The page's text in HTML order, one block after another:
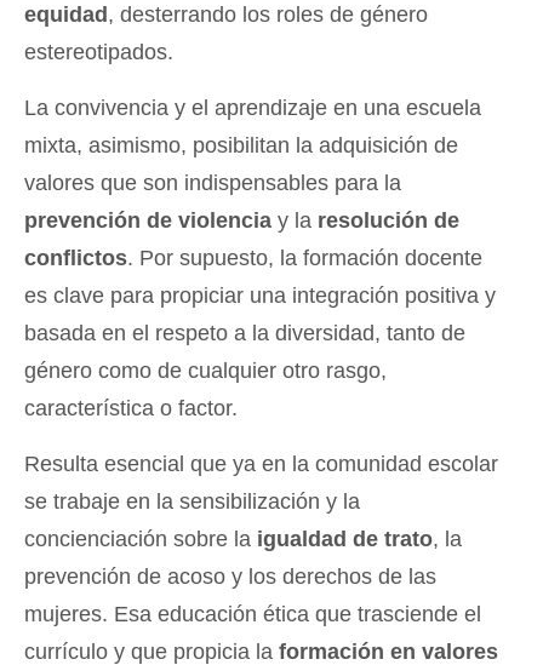
equidad, desterrando los roles de género
estereotipados.
La convivencia y el aprendizaje en una escuela
mixta, asimismo, posibilitan la adquisición de
valores que son indispensables para la
prevención de violencia y la resolución de
conflictos. Por supuesto, la formación docente
es clave para propiciar una integración positiva y
basada en el respeto a la diversidad, tanto de
género como de cualquier otro rasgo,
característica o factor.
Resulta esencial que ya en la comunidad escolar
se trabaje en la sensibilización y la
concienciación sobre la igualdad de trato, la
prevención de acoso y los derechos de las
mujeres. Esa educación ética que trasciende el
currículo y que propicia la formación en valores